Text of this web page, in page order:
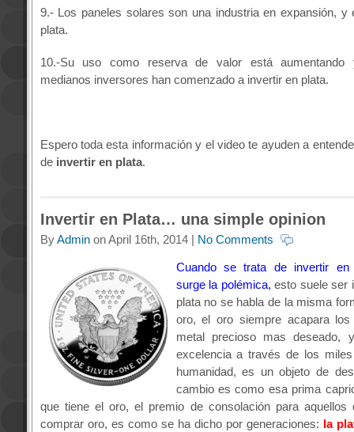
9.- Los paneles solares son una industria en expansión, y
plata.
10.-Su uso como reserva de valor está aumentando
medianos inversores han comenzado a invertir en plata.
Espero toda esta información y el video te ayuden a
de invertir en plata.
Invertir en Plata… una simple opinion
ByAdminon April 16th, 2014 | No Comments
Cuando se trata de invertir en
surge la polémica, esto suele ser
plata no se habla de la misma
oro, el oro siempre acapara
metal precioso mas deseado,
excelencia a través de los
humanidad, es un objeto de
cambio es como esa prima
que tiene el oro, el premio de consolación para aquellos
comprar oro, es como se ha dicho por generaciones: la